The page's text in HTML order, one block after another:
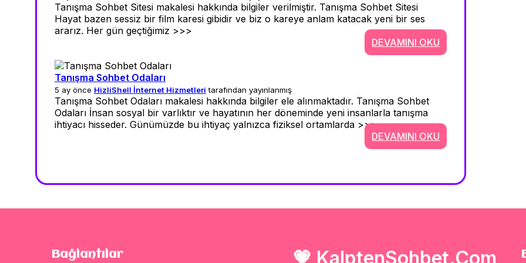
Tanışma Sohbet Sitesi makalesi hakkında bilgiler verilmiştir. Tanışma Sohbet Sitesi
Hayat bazen sessiz bir film karesi gibidir ve biz o kareye anlam katacak yeni bir ses
ararız. Her gün geçtiğimiz >>>
DEVAMINI OKU
Tanışma Sohbet Odaları
5 ay önce HizliShell İnternet Hizmetleri tarafından yayınlanmış
Tanışma Sohbet Odaları makalesi hakkında bilgiler ele alınmaktadır. Tanışma Sohbet
Odaları İnsan sosyal bir varlıktır ve hayatının her döneminde yeni insanlarla tanışma
ihtiyacı hisseder. Günümüzde bu ihtiyaç yalnızca fiziksel ortamlarda >>>
DEVAMINI OKU
Bağlantılar 💗 KalptenSohbet.Com